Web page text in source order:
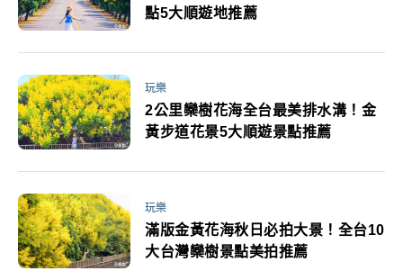
點5大順遊地推薦
玩樂
2公里欒樹花海全台最美排水溝！金
黃步道花景5大順遊景點推薦
玩樂
滿版金黃花海秋日必拍大景！全台10
大台灣欒樹景點美拍推薦